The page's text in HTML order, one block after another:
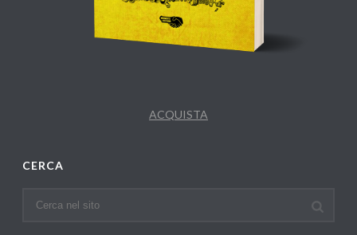
ACQUISTA
CERCA